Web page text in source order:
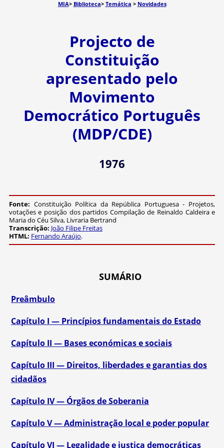
MIA> Biblioteca> Temática > Novidades
Projecto de
Constituição
apresentado pelo
Movimento
Democrático Português
(MDP/CDE)
1976
Fonte: Constituição Política da República Portuguesa - Projetos,
votações e posição dos partidos Compilação de Reinaldo Caldeira e
Maria do Céu Silva, Livraria Bertrand
Transcrição: João Filipe Freitas
HTML: Fernando Araújo.
SUMÁRIO
Preâmbulo
Capítulo I — Princípios fundamentais do Estado
Capítulo II — Bases económicas e sociais
Capítulo III — Direitos, liberdades e garantias dos
cidadãos
Capítulo IV — Órgãos de Soberania
Capítulo V — Administração local e poder popular
Capítulo VI — Legalidade e justiça democráticas